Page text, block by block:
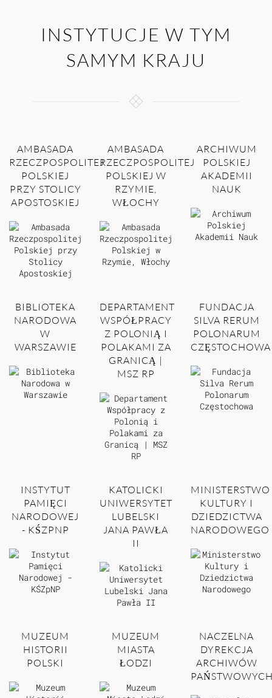
INSTYTUCJE W TYM
SAMYM KRAJU
AMBASADA
RZECZPOSPOLITEJ
POLSKIEJ
PRZY STOLICY
APOSTOSKIEJ
AMBASADA
RZECZPOSPOLITEJ
POLSKIEJ W
RZYMIE,
WŁOCHY
ARCHIWUM
POLSKIEJ
AKADEMII
NAUK
BIBLIOTEKA
NARODOWA
W
WARSZAWIE
DEPARTAMENT
WSPÓŁPRACY
Z POLONIĄ I
POLAKAMI ZA
GRANICĄ |
MSZ RP
FUNDACJA
SILVA RERUM
POLONARUM
CZĘSTOCHOWA
INSTYTUT
PAMIĘCI
NARODOWEJ
- KŚZPNP
KATOLICKI
UNIWERSYTET
LUBELSKI
JANA PAWŁA
II
MINISTERSTWO
KULTURY I
DZIEDZICTWA
NARODOWEGO
MUZEUM
HISTORII
POLSKI
MUZEUM
MIASTA
ŁODZI
NACZELNA
DYREKCJA
ARCHIWÓW